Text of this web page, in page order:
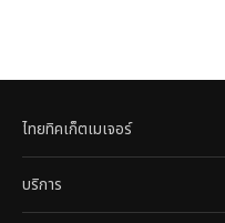
ไทยทิคเก็ตเมเจอร์
บริการ